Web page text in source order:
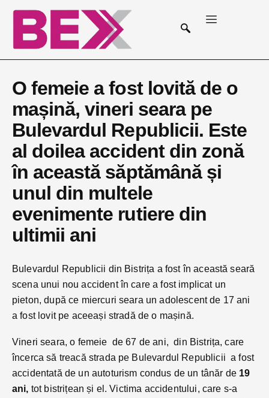
O femeie a fost lovită de o
mașină, vineri seara pe
Bulevardul Republicii. Este
al doilea accident din zonă
în această săptămână și
unul din multele
evenimente rutiere din
ultimii ani
Bulevardul Republicii din Bistrița a fost în această seară
scena unui nou accident în care a fost implicat un
pieton, după ce miercuri seara un adolescent de 17 ani
a fost lovit pe aceeași stradă de o mașină.
Vineri seara, o femeie de 67 de ani, din Bistrița, care
încerca să treacă strada pe Bulevardul Republicii a fost
accidentată de un autoturism condus de un tânăr de 19
ani, tot bistrițean și el. Victima accidentului, care s-a